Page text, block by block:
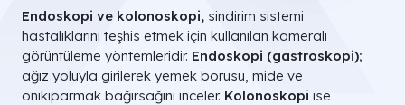
Endoskopi ve kolonoskopi, sindirim sistemi
hastalıklarını teşhis etmek için kullanılan kameralı
görüntüleme yöntemleridir. Endoskopi (gastroskopi);
ağız yoluyla girilerek yemek borusu, mide ve
onikiparmak bağırsağını inceler. Kolonoskopi ise